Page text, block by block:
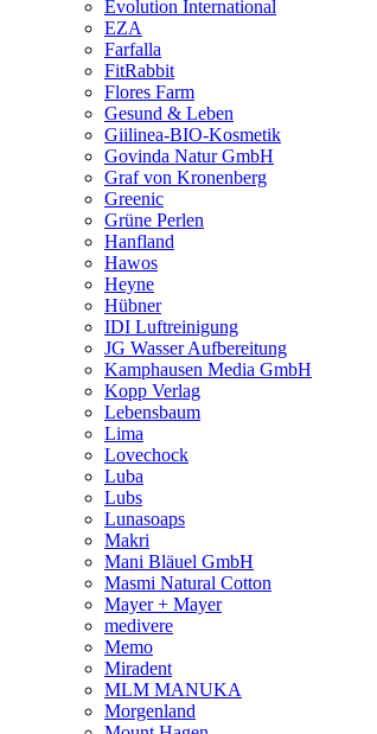
Evolution International
EZA
Farfalla
FitRabbit
Flores Farm
Gesund & Leben
Giilinea-BIO-Kosmetik
Govinda Natur GmbH
Graf von Kronenberg
Greenic
Grüne Perlen
Hanfland
Hawos
Heyne
Hübner
IDI Luftreinigung
JG Wasser Aufbereitung
Kamphausen Media GmbH
Kopp Verlag
Lebensbaum
Lima
Lovechock
Luba
Lubs
Lunasoaps
Makri
Mani Bläuel GmbH
Masmi Natural Cotton
Mayer + Mayer
medivere
Memo
Miradent
MLM MANUKA
Morgenland